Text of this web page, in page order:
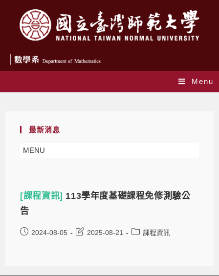
Menu
最新消息
MENU
[課程資訊] 113學年度基礎課程免修測驗公
告
2024-08-05 2025-08-21 課程資訊